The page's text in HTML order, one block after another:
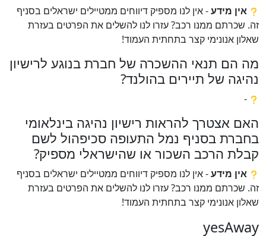
אין מידע- אין לנו מספיק דיווחים ממטיילים ישראלים בסניף
זה. שכרתם ממנו רכב? עזרו לנו להשלים את הפרטים בעזרת
שאלון אנונימי קצר בתחתית העמוד!
מה הם תנאי ההשכרה של חברת בנוגע לרישיון
נהיגה של תיירים בהולנד?
-
האם אצטרך להראות רישיון נהיגה בינלאומי
בחברת בסניף נמל התעופה סכיפהול לשם
קבלת הרכב השכור או שהישראלי מספיק?
אין מידע- אין לנו מספיק דיווחים ממטיילים ישראלים בסניף
זה. שכרתם ממנו רכב? עזרו לנו להשלים את הפרטים בעזרת
שאלון אנונימי קצר בתחתית העמוד!
yesAway